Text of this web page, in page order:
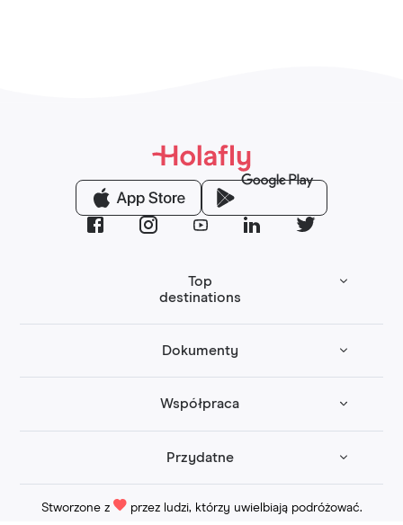
Top
destinations
Dokumenty
Współpraca
Przydatne
Stworzone z
przez ludzi, którzy uwielbiają podróżować.